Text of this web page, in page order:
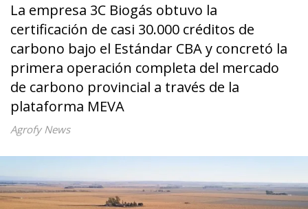
La empresa 3C Biogás obtuvo la
certificación de casi 30.000 créditos de
carbono bajo el Estándar CBA y concretó la
primera operación completa del mercado
de carbono provincial a través de la
plataforma MEVA
Agrofy News